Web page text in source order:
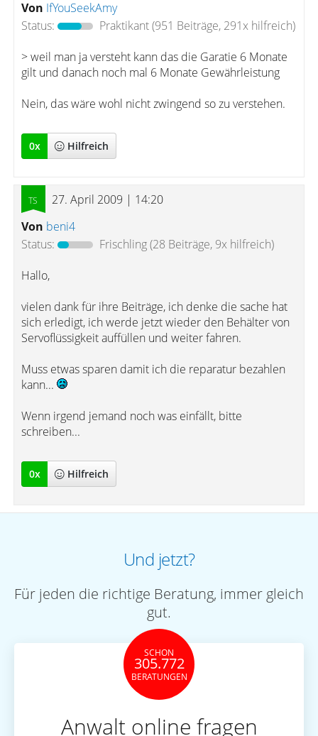
Von IfYouSeekAmy
Status:
Praktikant(951 Beiträge, 291x hilfreich)
> weil man ja versteht kann das die Garatie 6 Monate
gilt und danach noch mal 6 Monate Gewährleistung
Nein, das wäre wohl nicht zwingend so zu verstehen.
0x Hilfreich
27. April 2009 | 14:20
Von beni4
Status:
Frischling(28 Beiträge, 9x hilfreich)
Hallo,
vielen dank für ihre Beiträge, ich denke die sache hat
sich erledigt, ich werde jetzt wieder den Behälter von
Servoflüssigkeit auffüllen und weiter fahren.
Muss etwas sparen damit ich die reparatur bezahlen
kann...
Wenn irgend jemand noch was einfällt, bitte
schreiben...
0x Hilfreich
Und jetzt?
Für jeden die richtige Beratung, immer gleich
gut.
SCHON
305.772
BERATUNGEN
Anwalt online fragen